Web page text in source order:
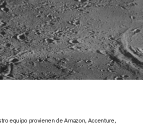
equipo provienen de Amazon, Accenture,